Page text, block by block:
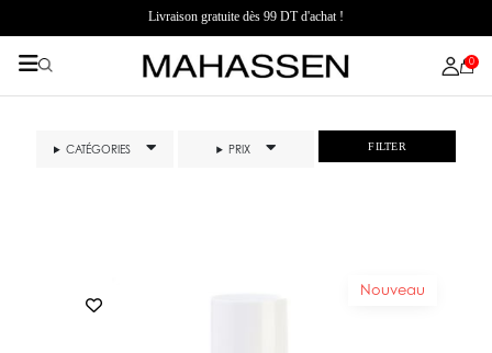
Livraison gratuite dès 99 DT d'achat !
0
CATÉGORIES PRIX FILTER
Nouveau